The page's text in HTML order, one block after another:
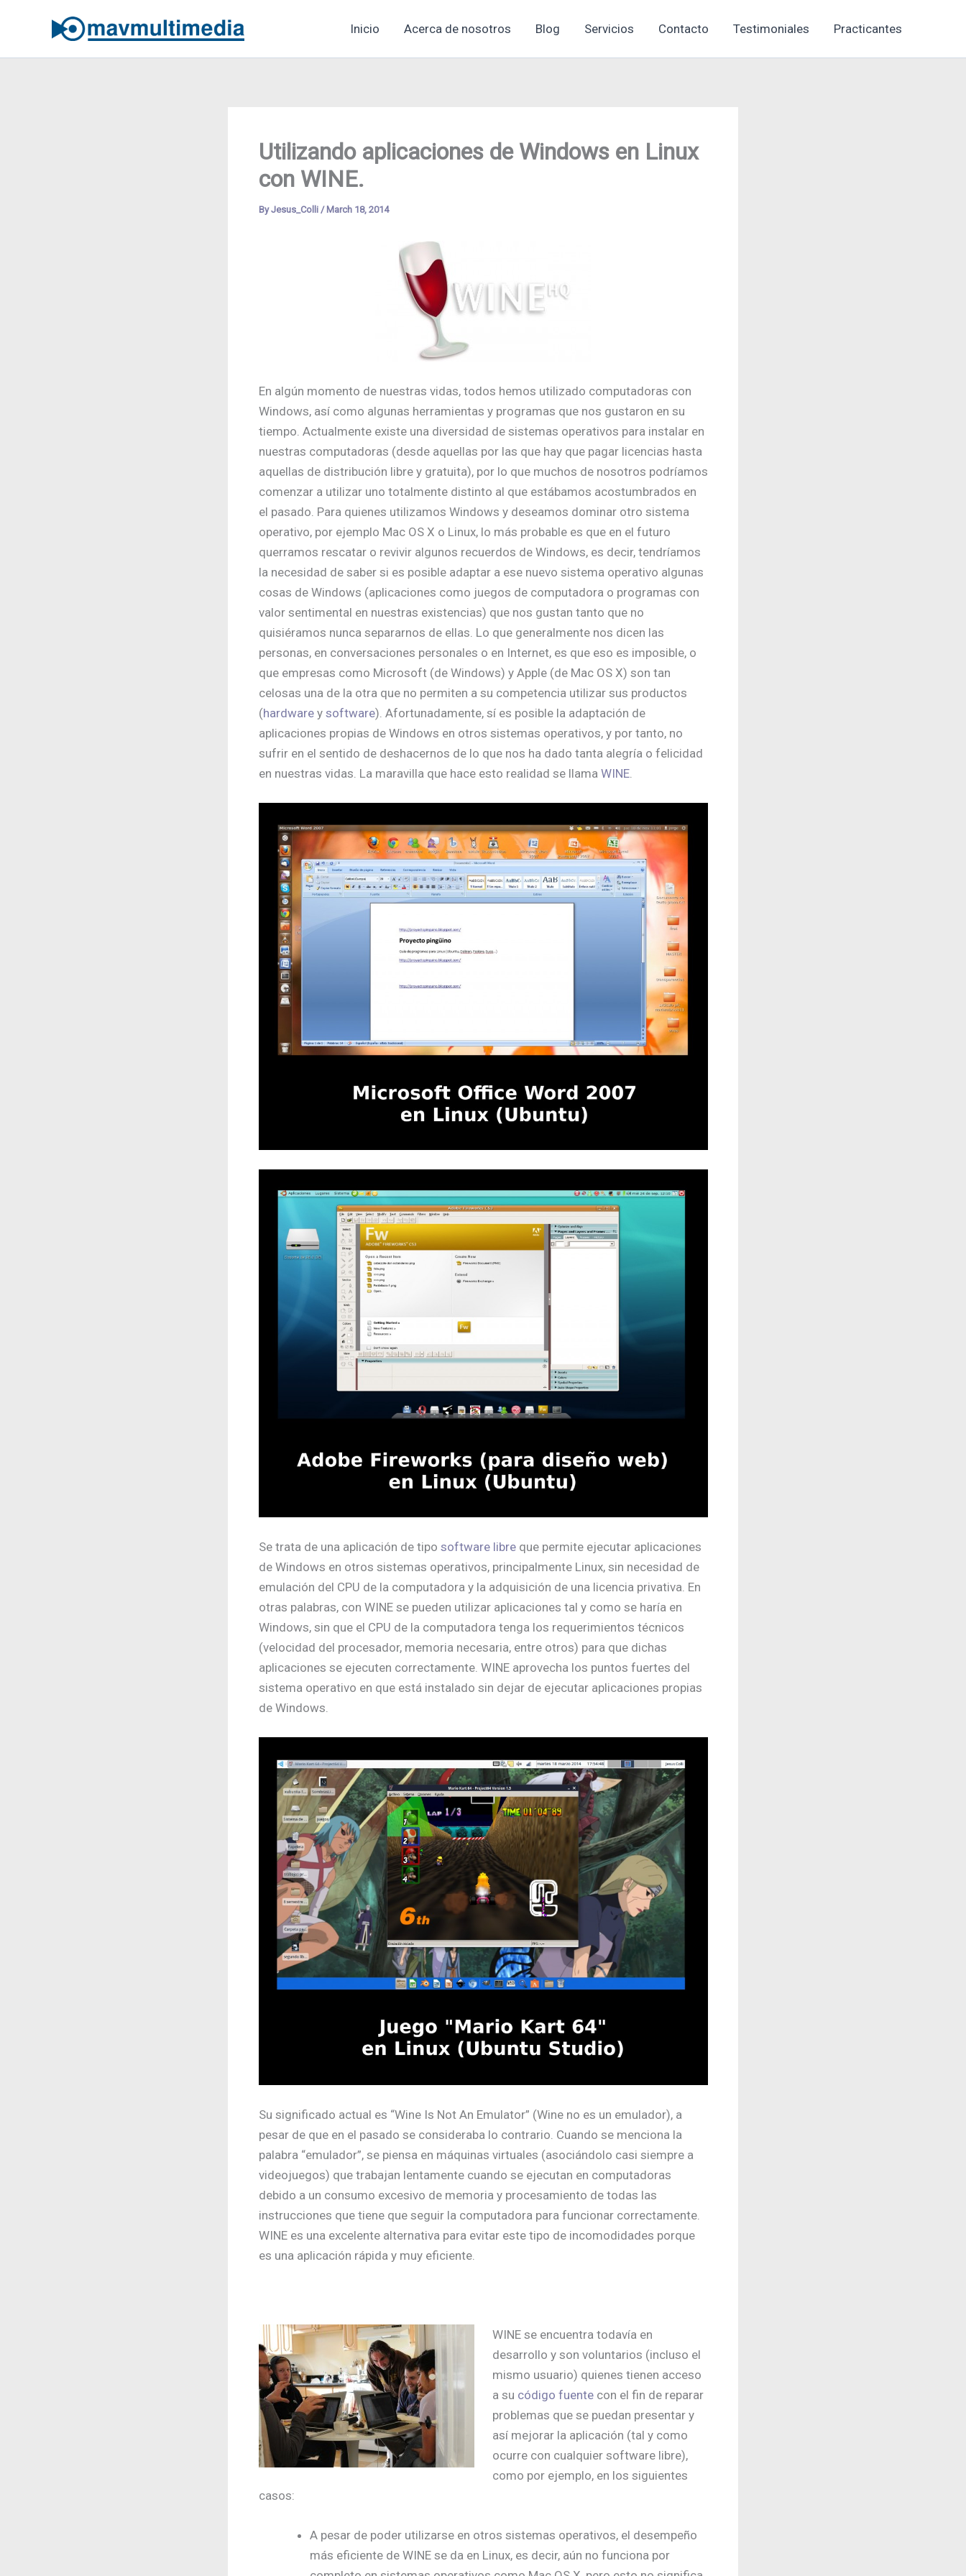
Inicio Acerca de nosotros Blog Servicios Contacto Testimoniales Practicantes
Utilizando aplicaciones de Windows en Linux
con WINE.
ByJesus_Colli / March 18, 2014
En algún momento de nuestras vidas, todos hemos utilizado computadoras con
Windows, así como algunas herramientas y programas que nos gustaron en su
tiempo. Actualmente existe una diversidad de sistemas operativos para instalar en
nuestras computadoras (desde aquellas por las que hay que pagar licencias hasta
aquellas de distribución libre y gratuita), por lo que muchos de nosotros podríamos
comenzar a utilizar uno totalmente distinto al que estábamos acostumbrados en
el pasado. Para quienes utilizamos Windows y deseamos dominar otro sistema
operativo, por ejemplo Mac OS X o Linux, lo más probable es que en el futuro
querramos rescatar o revivir algunos recuerdos de Windows, es decir, tendríamos
la necesidad de saber si es posible adaptar a ese nuevo sistema operativo algunas
cosas de Windows (aplicaciones como juegos de computadora o programas con
valor sentimental en nuestras existencias) que nos gustan tanto que no
quisiéramos nunca separarnos de ellas. Lo que generalmente nos dicen las
personas, en conversaciones personales o en Internet, es que eso es imposible, o
que empresas como Microsoft (de Windows) y Apple (de Mac OS X) son tan
celosas una de la otra que no permiten a su competencia utilizar sus productos
(hardwarey software). Afortunadamente, sí es posible la adaptación de
aplicaciones propias de Windows en otros sistemas operativos, y por tanto, no
sufrir en el sentido de deshacernos de lo que nos ha dado tanta alegría o felicidad
en nuestras vidas. La maravilla que hace esto realidad se llama WINE.
Se trata de una aplicación de tipo software libreque permite ejecutar aplicaciones
de Windows en otros sistemas operativos, principalmente Linux, sin necesidad de
emulación del CPU de la computadora y la adquisición de una licencia privativa. En
otras palabras, con WINE se pueden utilizar aplicaciones tal y como se haría en
Windows, sin que el CPU de la computadora tenga los requerimientos técnicos
(velocidad del procesador, memoria necesaria, entre otros) para que dichas
aplicaciones se ejecuten correctamente. WINE aprovecha los puntos fuertes del
sistema operativo en que está instalado sin dejar de ejecutar aplicaciones propias
de Windows.
Su significado actual es “Wine Is Not An Emulator” (Wine no es un emulador), a
pesar de que en el pasado se consideraba lo contrario. Cuando se menciona la
palabra “emulador”, se piensa en máquinas virtuales (asociándolo casi siempre a
videojuegos) que trabajan lentamente cuando se ejecutan en computadoras
debido a un consumo excesivo de memoria y procesamiento de todas las
instrucciones que tiene que seguir la computadora para funcionar correctamente.
WINE es una excelente alternativa para evitar este tipo de incomodidades porque
es una aplicación rápida y muy eficiente.
WINE se encuentra todavía en
desarrollo y son voluntarios (incluso el
mismo usuario) quienes tienen acceso
a su código fuente con el fin de reparar
problemas que se puedan presentar y
así mejorar la aplicación (tal y como
ocurre con cualquier software libre),
como por ejemplo, en los siguientes
casos:
A pesar de poder utilizarse en otros sistemas operativos, el desempeño
más eficiente de WINE se da en Linux, es decir, aún no funciona por